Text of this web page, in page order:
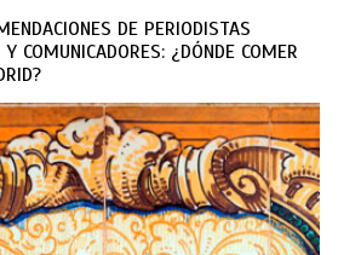
DE PERIODISTAS
COMUNICADORES: ¿DÓNDE COMER